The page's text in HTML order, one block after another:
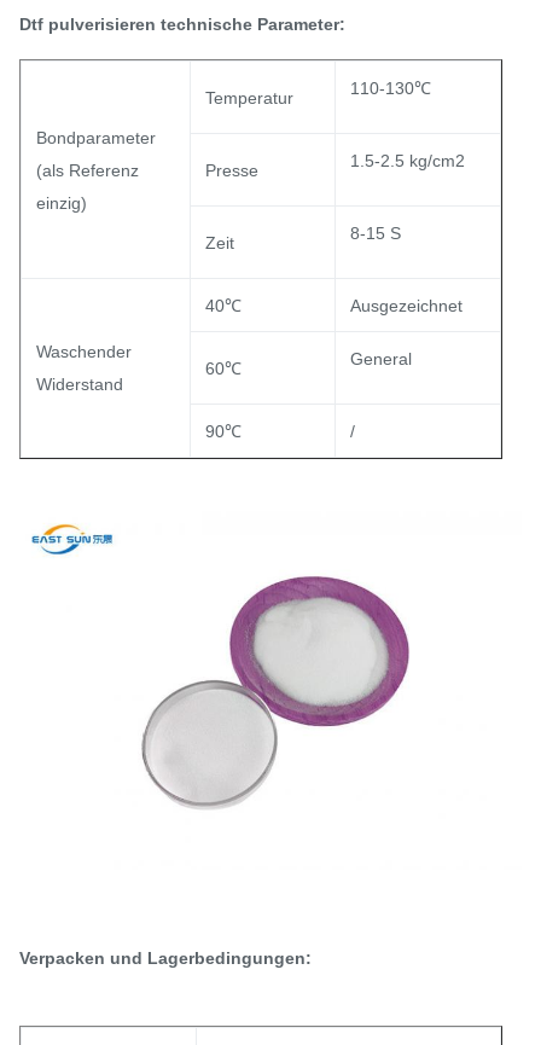
Dtf pulverisieren technische Parameter:
Bondparameter
(als Referenz
einzig)
Temperatur 110-130℃
Presse 1.5-2.5 kg/cm2
Zeit 8-15 S
Waschender
Widerstand
40℃ Ausgezeichnet
60℃ General
90℃ /
Verpacken und Lagerbedingungen: